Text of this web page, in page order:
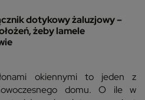
dotykowy żaluzjowy –
żeby lamele
okiennymi to jeden z
domu. O ile w